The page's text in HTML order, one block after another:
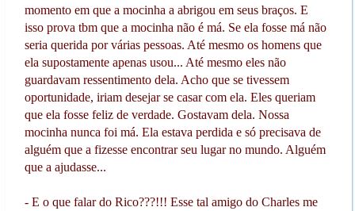
momento em que a mocinha a abrigou em seus braços. E
isso prova tbm que a mocinha não é má. Se ela fosse má não
seria querida por várias pessoas. Até mesmo os homens que
ela supostamente apenas usou... Até mesmo eles não
guardavam ressentimento dela. Acho que se tivessem
oportunidade, iriam desejar se casar com ela. Eles queriam
que ela fosse feliz de verdade. Gostavam dela. Nossa
mocinha nunca foi má. Ela estava perdida e só precisava de
alguém que a fizesse encontrar seu lugar no mundo. Alguém
que a ajudasse...
- E o que falar do Rico???!!! Esse tal amigo do Charles me